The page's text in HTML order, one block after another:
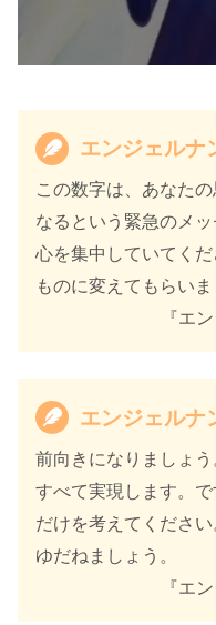
エンジェルナ
この数字は、あなた
なるという緊急のメ
心を集中していてく
ものに変えてもらいま
『エ
エンジェルナ
前向きになりましょ
すべて実現します。
だけを考えてくださ
ゆだねましょう。
『エ